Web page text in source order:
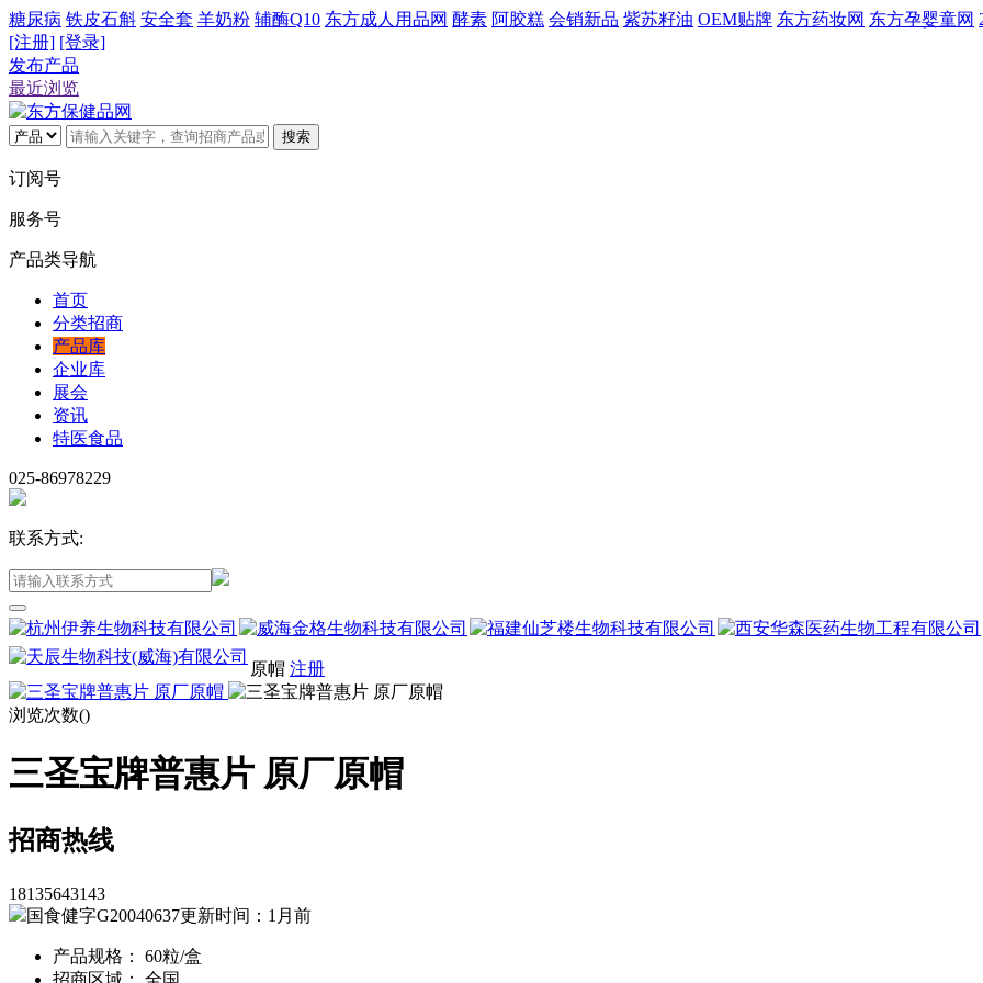
糖尿病 铁皮石斛 安全套 羊奶粉 辅酶Q10 东方成人用品网 酵素 阿胶糕 会销新品 紫苏籽油 OEM贴牌 东方药妆网 东方孕婴童网
[注册] [登录]
发布产品
最近浏览
搜索
订阅号
服务号
产品类导航
首页
分类招商
产品库
企业库
展会
资讯
特医食品
025-86978229
联系方式:
原帽 注册
浏览次数()
三圣宝牌普惠片 原厂原帽
招商热线
18135643143
国食健字G20040637更新时间：1月前
产品规格： 60粒/盒
招商区域： 全国